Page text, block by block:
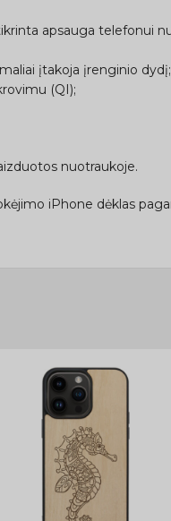
apsauga telefonui
įtakoja įrenginio dydį;
(QI);
nuotraukoje.
iPhone dėklas